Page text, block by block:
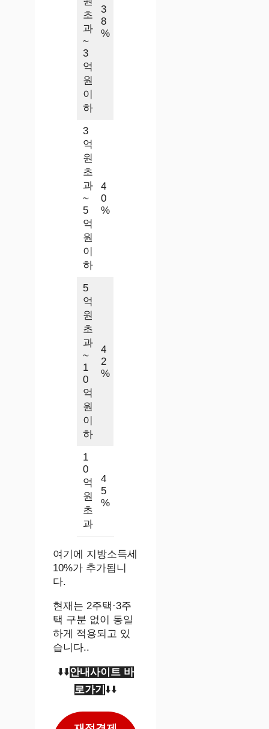
초
과
~
3
억
원
이
하
3
8
%
3
억
원
초
과
~
5
억
원
이
하
4
0
%
5
억
원
초
과
~
1
0
억
원
이
하
4
2
%
1
0
억
원
초
과
4
5
%
여기에 지방소득세
10%가 추가됩니
다.
현재는 2주택·3주
택 구분 없이 동일
하게 적용되고 있
습니다..
⬇️⬇️안내사이트 바
로가기 ⬇️⬇️